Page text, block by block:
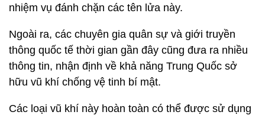
nhiệm vụ đánh chặn các tên lửa này.
Ngoài ra, các chuyên gia quân sự và giới truyền
thông quốc tế thời gian gần đây cũng đưa ra nhiều
thông tin, nhận định về khả năng Trung Quốc sở
hữu vũ khí chống vệ tinh bí mật.
Các loại vũ khí này hoàn toàn có thể được sử dụng